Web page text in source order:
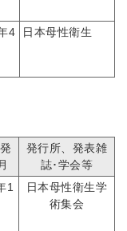
4
日本母性衛生
発行所、発表雑
誌･学会等
1
日本母性衛生学
術集会